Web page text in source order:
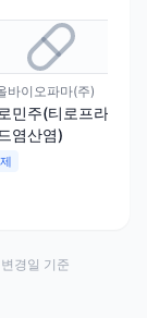
바이오파마(주)
민주(티로프라
염산염)
경일 기준